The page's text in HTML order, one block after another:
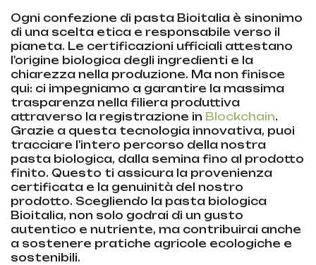
Ogni confezione di pasta Bioitalia è sinonimo
di una scelta etica e responsabile verso il
pianeta. Le certificazioni ufficiali attestano
l'origine biologica degli ingredienti e la
chiarezza nella produzione. Ma non finisce
qui: ci impegniamo a garantire la massima
trasparenza nella filiera produttiva
attraverso la registrazione in Blockchain.
Grazie a questa tecnologia innovativa, puoi
tracciare l'intero percorso della nostra
pasta biologica, dalla semina fino al prodotto
finito. Questo ti assicura la provenienza
certificata e la genuinità del nostro
prodotto. Scegliendo la pasta biologica
Bioitalia, non solo godrai di un gusto
autentico e nutriente, ma contribuirai anche
a sostenere pratiche agricole ecologiche e
sostenibili.